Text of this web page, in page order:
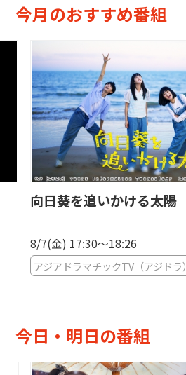
今月のおすすめ番組
向日葵を追いかける太陽
8/7(金) 17:30〜18:26
アジアドラマチックTV（アジドラ）
今日・明日の番組